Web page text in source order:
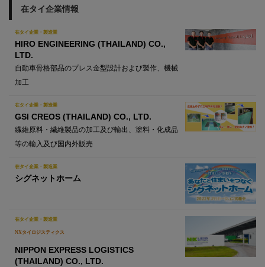
在タイ企業情報
在タイ企業・製造業
HIRO ENGINEERING (THAILAND) CO.,
LTD.
自動車骨格部品のプレス金型設計および製作、機械
加工
在タイ企業・製造業
GSI CREOS (THAILAND) CO., LTD.
繊維原料・繊維製品の加工及び輸出、塗料・化成品
等の輸入及び国内外販売
在タイ企業・製造業
シグネットホーム
在タイ企業・製造業
NXタイロジスティクス
NIPPON EXPRESS LOGISTICS
(THAILAND) CO., LTD.